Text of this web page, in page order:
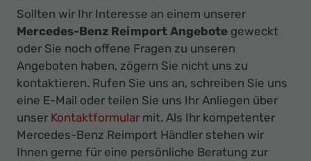
Sollten wir Ihr Interesse an einem unserer
Mercedes-Benz Reimport Angebote geweckt
oder Sie noch offene Fragen zu unseren
Angeboten haben, zögern Sie nicht uns zu
kontaktieren. Rufen Sie uns an, schreiben Sie uns
eine E-Mail oder teilen Sie uns Ihr Anliegen über
unser Kontaktformular mit. Als Ihr kompetenter
Mercedes-Benz Reimport Händler stehen wir
Ihnen gerne für eine persönliche Beratung zur